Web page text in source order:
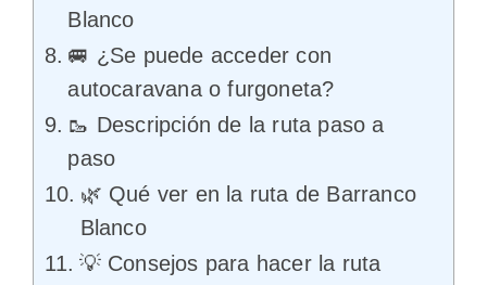
Blanco
🚐 ¿Se puede acceder con
autocaravana o furgoneta?
🥾 Descripción de la ruta paso a
paso
🌿 Qué ver en la ruta de Barranco
Blanco
💡 Consejos para hacer la ruta